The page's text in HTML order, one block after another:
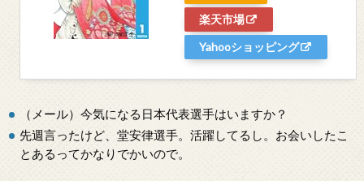
楽天市場
Yahooショッピング
（メール）今気になる日本代表選手はいますか？
先週言ったけど、堂安律選手。活躍してるし。お会いしたこ
とあるってかなりでかいので。